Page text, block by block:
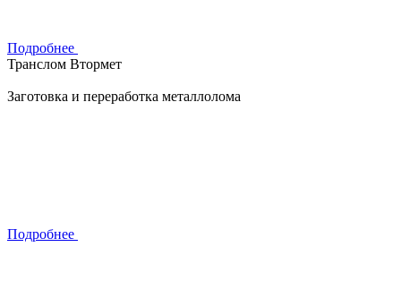
Подробнее
Транслом Втормет
Заготовка и переработка металлолома
Подробнее